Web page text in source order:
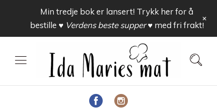
Min tredje bok er lansert! Trykk her for å
bestille ♥ Verdens beste supper ♥med fri frakt!
+